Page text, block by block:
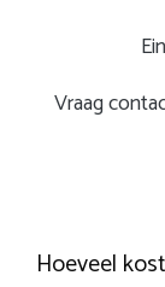
Vraag
Hoeveel